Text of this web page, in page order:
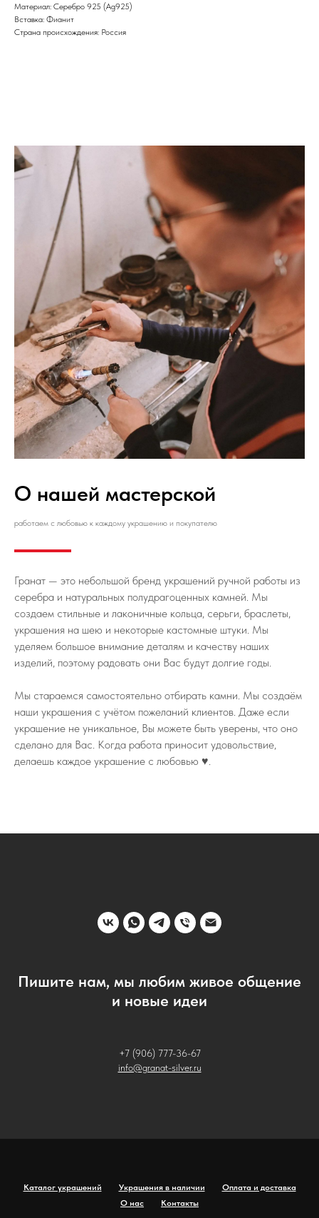
Материал: Cеребро 925 (Ag925)
Вставка: Фианит
Страна происхождения: Россия
О нашей мастерской
работаем с любовью к каждому украшению и покупателю
Гранат — это небольшой бренд украшений ручной работы из
серебра и натуральных полудрагоценных камней. Мы
создаем стильные и лаконичные кольца, серьги, браслеты,
украшения на шею и некоторые кастомные штуки. Мы
уделяем большое внимание деталям и качеству наших
изделий, поэтому радовать они Вас будут долгие годы.
Мы стараемся самостоятельно отбирать камни. Мы создаём
наши украшения с учётом пожеланий клиентов. Даже если
украшение не уникальное, Вы можете быть уверены, что оно
сделано для Вас. Когда работа приносит удовольствие,
делаешь каждое украшение с любовью ♥️.
Пишите нам, мы любим живое общение
и новые идеи
+7 (906) 777-36-67
info@granat-silver.ru
Каталог украшений Украшения в наличии
Оплата и доставка
О нас
Контакты